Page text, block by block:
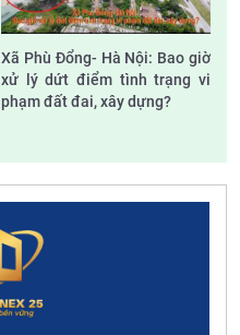
Xã Phù Đổng- Hà Nội: Bao giờ
xử lý dứt điểm tình trạng vi
phạm đất đai, xây dựng?